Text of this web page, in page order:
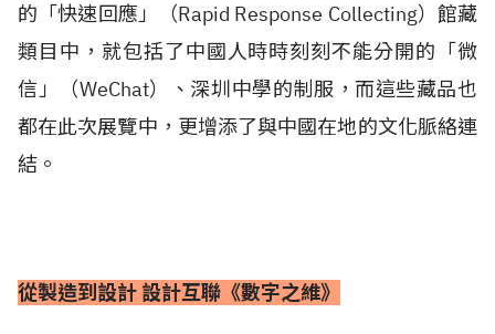
的「快速回應」（Rapid Response Collecting）館藏
類目中，就包括了中國人時時刻刻不能分開的「微
信」（WeChat）、深圳中學的制服，而這些藏品也
都在此次展覽中，更增添了與中國在地的文化脈絡連
結。
從製造到設計 設計互聯《數字之維》